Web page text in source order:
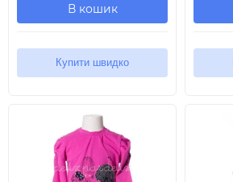
В кошик
Купити швидко